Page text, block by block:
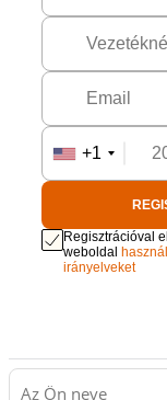
+1
Regisztrációval
weboldal
irányelveket